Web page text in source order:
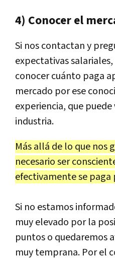
4) Conocer el
Si nos contactan y
expectativas
conocer cuánto paga
mercado por ese
experiencia, que puede
industria.
Más allá de lo que nos
necesario ser
efectivamente se paga
Si no estamos
muy elevado por la
puntos o quedaremos
muy temprana. Por el